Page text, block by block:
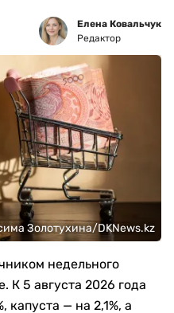
Елена Ковальчук
Редактор
Золотухина/DKNews.kz
недельного
К 5 августа 2026 года
капуста — на 2,1%, а